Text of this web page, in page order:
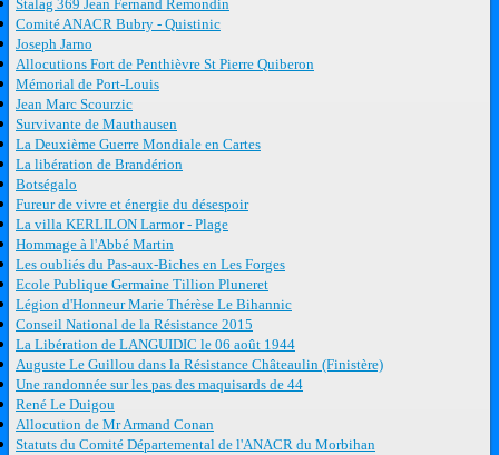
Stalag 369 Jean Fernand Remondin
Comité ANACR Bubry - Quistinic
Joseph Jarno
Allocutions Fort de Penthièvre St Pierre Quiberon
Mémorial de Port-Louis
Jean Marc Scourzic
Survivante de Mauthausen
La Deuxième Guerre Mondiale en Cartes
La libération de Brandérion
Botségalo
Fureur de vivre et énergie du désespoir
La villa KERLILON Larmor - Plage
Hommage à l'Abbé Martin
Les oubliés du Pas-aux-Biches en Les Forges
Ecole Publique Germaine Tillion Pluneret
Légion d'Honneur Marie Thérèse Le Bihannic
Conseil National de la Résistance 2015
La Libération de LANGUIDIC le 06 août 1944
Auguste Le Guillou dans la Résistance Châteaulin (Finistère)
Une randonnée sur les pas des maquisards de 44
René Le Duigou
Allocution de Mr Armand Conan
Statuts du Comité Départemental de l'ANACR du Morbihan